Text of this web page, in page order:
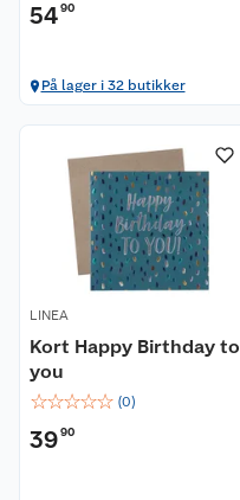
5490
På lager i 32 butikker
LINEA
Kort Happy Birthday to
you
☆☆☆☆☆ (0)
3990